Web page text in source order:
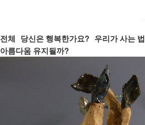
전체 당신은 행복한가요? 우리가 사는 법
아름다움 유지될까?